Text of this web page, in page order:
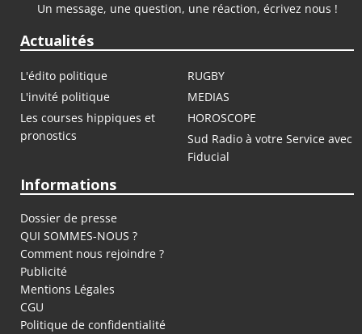
Un message, une question, une réaction, écrivez nous !
Actualités
L'édito politique
RUGBY
L'invité politique
MEDIAS
Les courses hippiques et
pronostics
HOROSCOPE
Sud Radio à votre Service avec
Fiducial
Informations
Dossier de presse
QUI SOMMES-NOUS ?
Comment nous rejoindre ?
Publicité
Mentions Légales
CGU
Politique de confidentialité